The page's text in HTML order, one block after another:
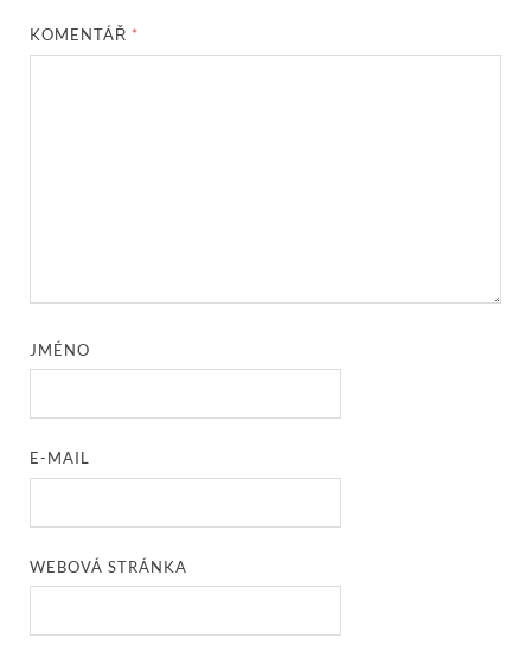
KOMENTÁŘ *
JMÉNO
E-MAIL
WEBOVÁ STRÁNKA